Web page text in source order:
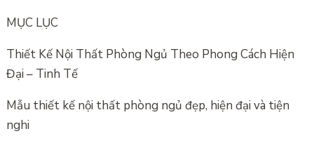
MỤC LỤC
Thiết Kế Nội Thất Phòng Ngủ Theo Phong Cách Hiện
Đại – Tinh Tế
Mẫu thiết kế nội thất phòng ngủ đẹp, hiện đại và tiện
nghi